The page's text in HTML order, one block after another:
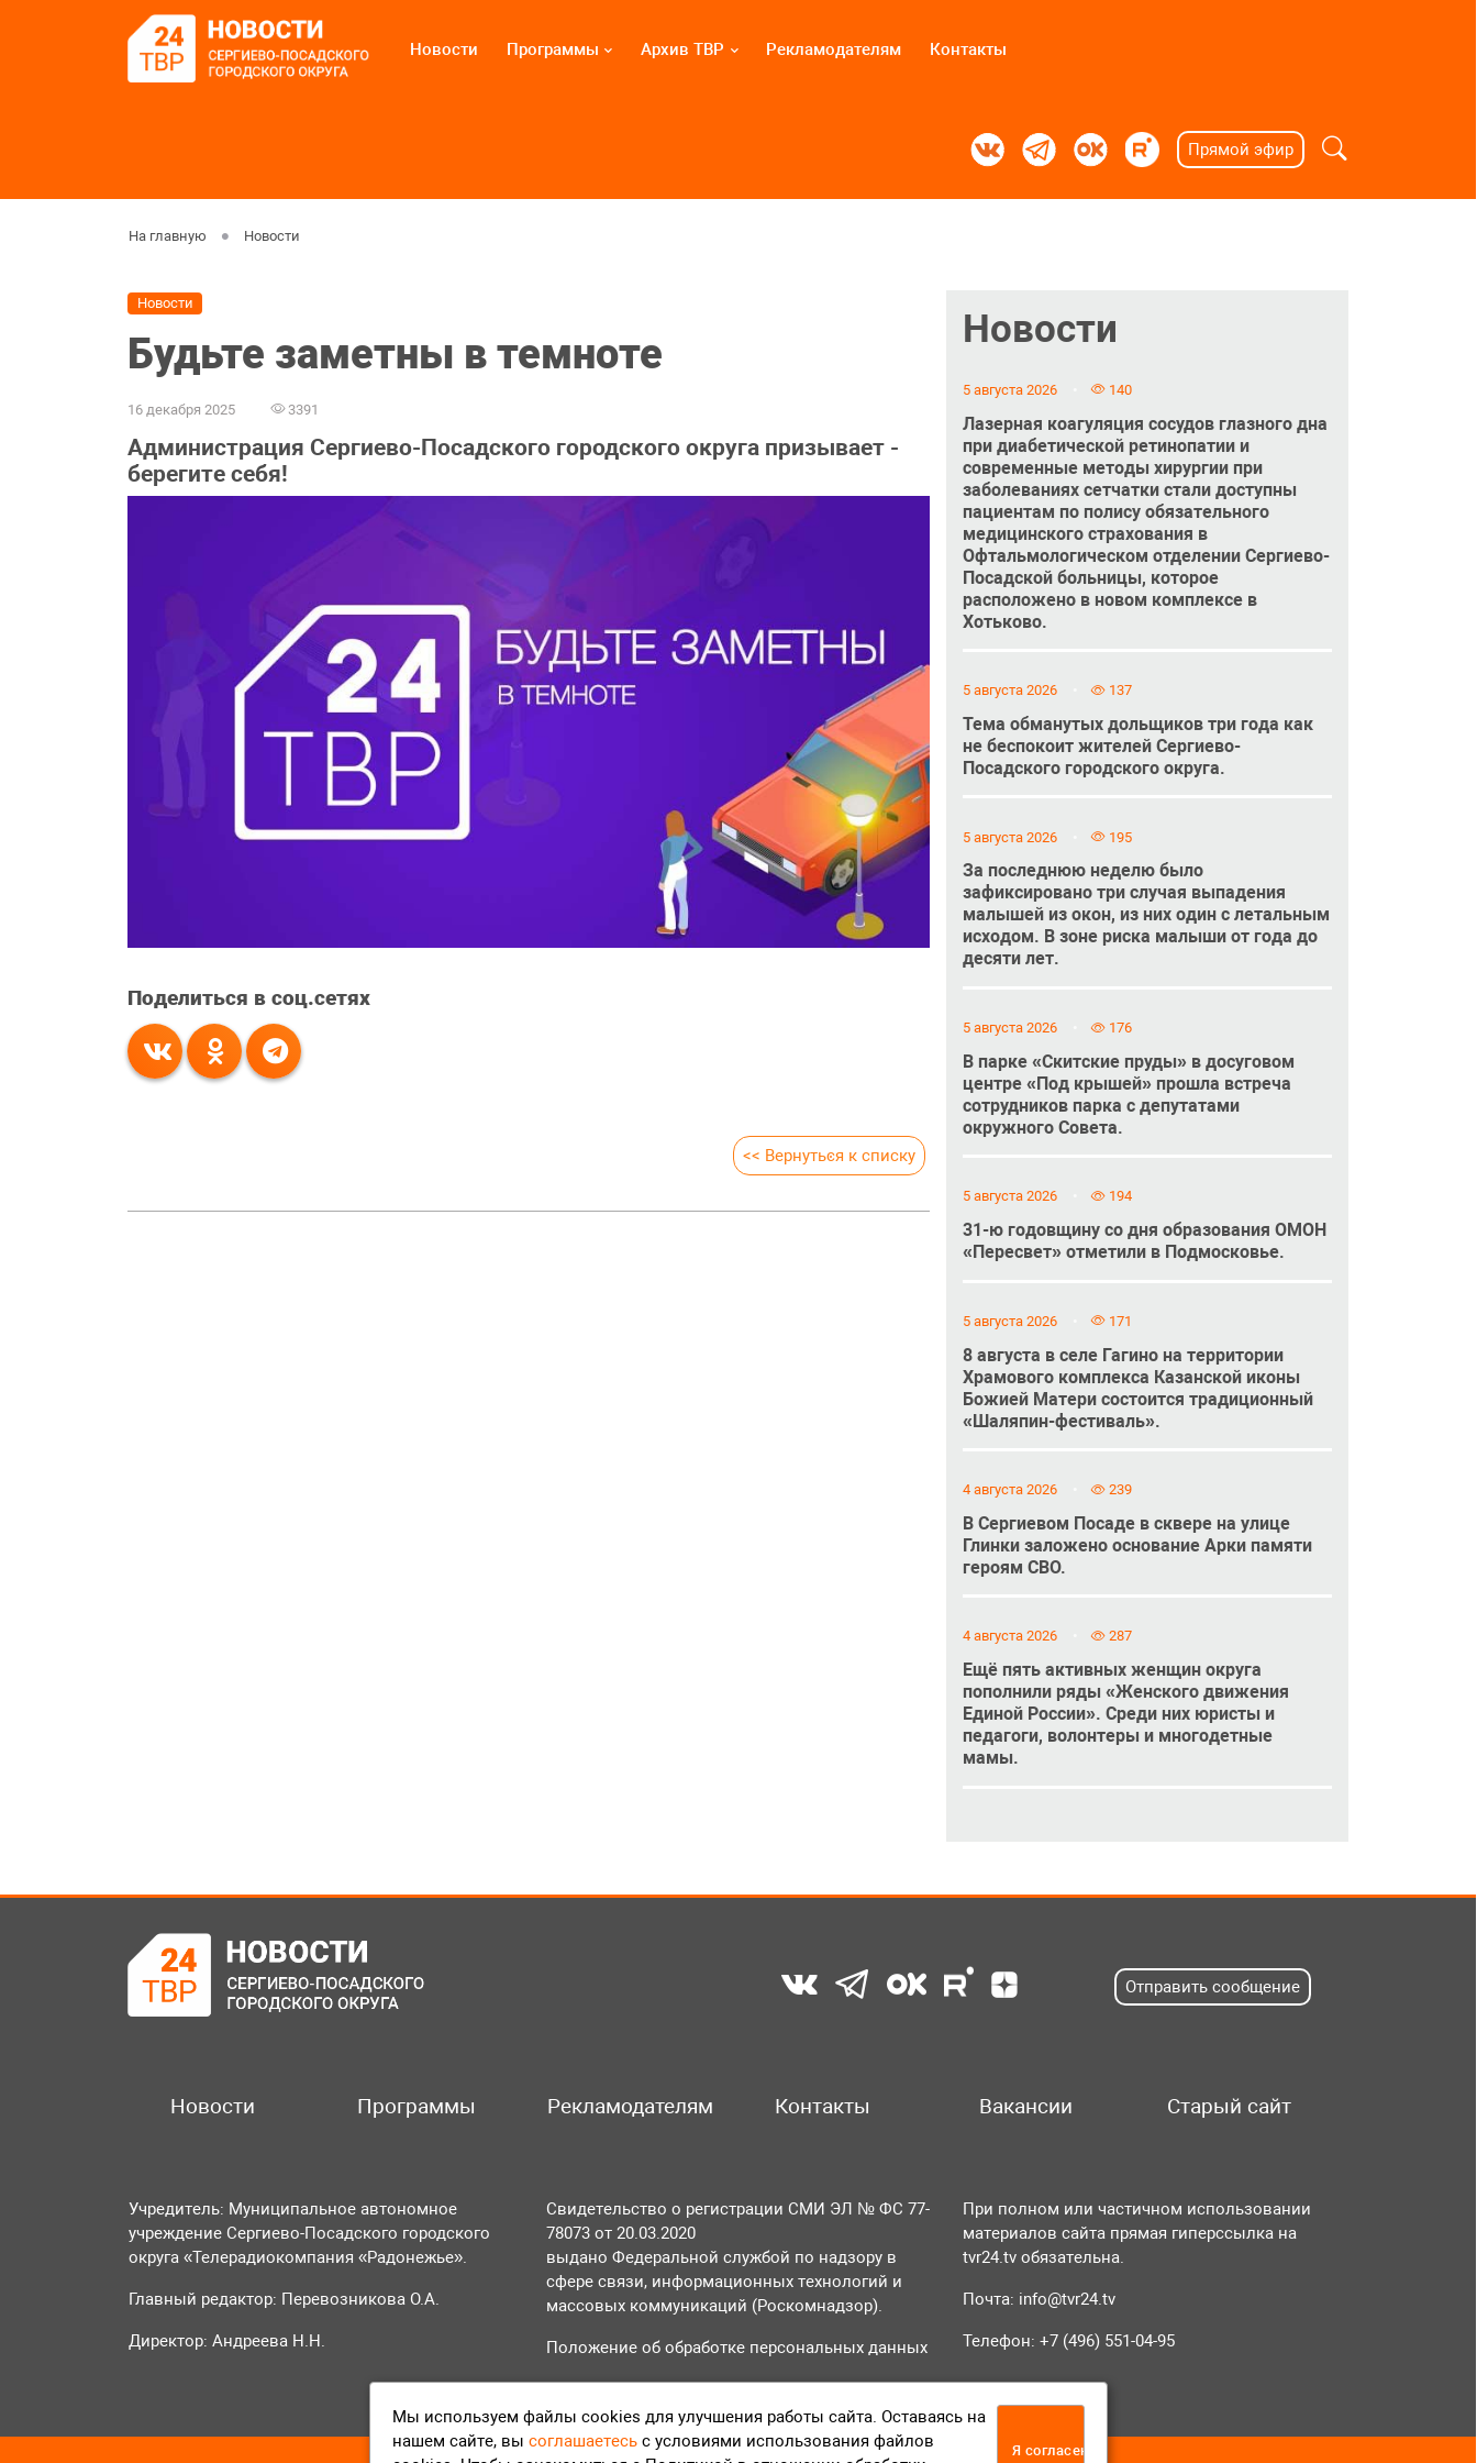
Новости Программы Архив ТВР Рекламодателям Контакты
Прямой эфир
На главную Новости
Новости
Будьте заметны в темноте
16 декабря 2025 3391
Администрация Сергиево-Посадского городского округа призывает -
берегите себя!
Поделиться в соц.сетях
<< Вернуться к списку
Новости
5 августа 2026 140
Лазерная коагуляция сосудов глазного дна
при диабетической ретинопатии и
современные методы хирургии при
заболеваниях сетчатки стали доступны
пациентам по полису обязательного
медицинского страхования в
Офтальмологическом отделении Сергиево-
Посадской больницы, которое
расположено в новом комплексе в
Хотьково.
5 августа 2026 137
Тема обманутых дольщиков три года как
не беспокоит жителей Сергиево-
Посадского городского округа.
5 августа 2026 195
За последнюю неделю было
зафиксировано три случая выпадения
малышей из окон, из них один с летальным
исходом. В зоне риска малыши от года до
десяти лет.
5 августа 2026 176
В парке «Скитские пруды» в досуговом
центре «Под крышей» прошла встреча
сотрудников парка с депутатами
окружного Совета.
5 августа 2026 194
31-ю годовщину со дня образования ОМОН
«Пересвет» отметили в Подмосковье.
5 августа 2026 171
8 августа в селе Гагино на территории
Храмового комплекса Казанской иконы
Божией Матери состоится традиционный
«Шаляпин-фестиваль».
4 августа 2026 239
В Сергиевом Посаде в сквере на улице
Глинки заложено основание Арки памяти
героям СВО.
4 августа 2026 287
Ещё пять активных женщин округа
пополнили ряды «Женского движения
Единой России». Среди них юристы и
педагоги, волонтеры и многодетные
мамы.
Отправить сообщение
Новости Программы Рекламодателям Контакты Вакансии Старый сайт
Учредитель: Муниципальное автономное
учреждение Сергиево-Посадского городского
округа «Телерадиокомпания «Радонежье».
Главный редактор: Перевозникова О.А.
Директор: Андреева Н.Н.
Свидетельство о регистрации СМИ ЭЛ № ФС 77-
78073 от 20.03.2020
выдано Федеральной службой по надзору в
сфере связи, информационных технологий и
массовых коммуникаций (Роскомнадзор).
Положение об обработке персональных данных
Согласие на обработку персональных данных
При полном или частичном использовании
материалов сайта прямая гиперссылка на
tvr24.tv обязательна.
Почта: info@tvr24.tv
Телефон: +7 (496) 551-04-95
Мы используем файлы cookies для улучшения работы сайта. Оставаясь на
нашем сайте, вы соглашаетесь с условиями использования файлов
Я согласен